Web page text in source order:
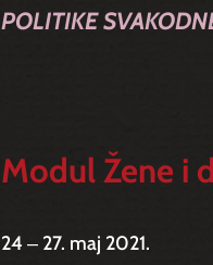
POLITIKE
Modul Žene i
24 ‒ 27. maj 2021.